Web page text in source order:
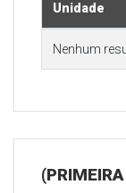
Unidade
Nenhum